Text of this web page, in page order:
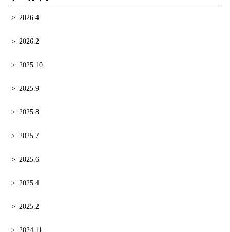
2026.4
2026.2
2025.10
2025.9
2025.8
2025.7
2025.6
2025.4
2025.2
2024.11